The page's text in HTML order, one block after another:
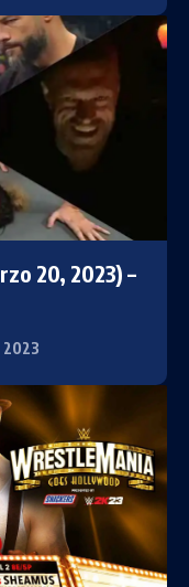
20, 2023) –
2023